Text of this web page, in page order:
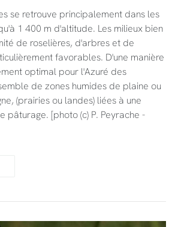
se retrouve principalement dans les
1 400 m d'altitude. Les milieux bien
de roselières, d'arbres et de
favorables. D'une manière
optimal pour l'Azuré des
de zones humides de plaine ou
(prairies ou landes) liées à une
pâturage. [photo (c) P. Peyrache -